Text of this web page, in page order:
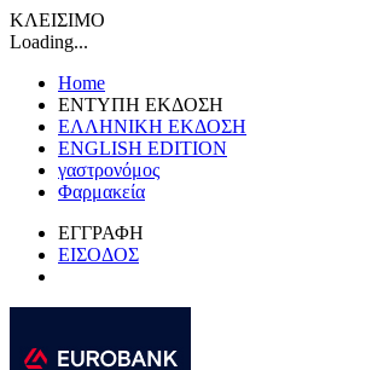
ΚΛΕΙΣΙΜΟ
Loading...
Home
ΕΝΤΥΠΗ ΕΚΔΟΣΗ
ΕΛΛΗΝΙΚΗ ΕΚΔΟΣΗ
ENGLISH EDITION
γαστρονόμος
Φαρμακεία
ΕΓΓΡΑΦΗ
ΕΙΣΟΔΟΣ